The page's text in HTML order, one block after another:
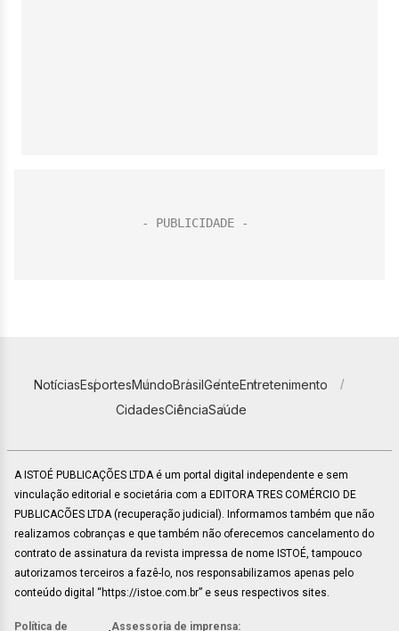
NotíciasEsportesMundoBrasilGenteEntretenimento
CidadesCiênciaSaúde
A ISTOÉ PUBLICAÇÕES LTDA é um portal digital independente e sem
vinculação editorial e societária com a EDITORA TRES COMÉRCIO DE
PUBLICACÕES LTDA (recuperação judicial). Informamos também que não
realizamos cobranças e que também não oferecemos cancelamento do
contrato de assinatura da revista impressa de nome ISTOÉ, tampouco
autorizamos terceiros a fazê-lo, nos responsabilizamos apenas pelo
conteúdo digital “https://istoe.com.br” e seus respectivos sites.
Política de Assessoria de imprensa: